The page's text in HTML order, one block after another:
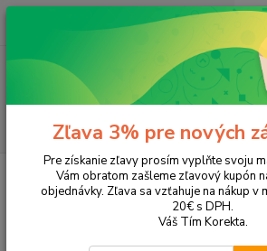
Tonery a náplne do tlačiarní Hewlett
OfficeJet Pro K7100
OfficeJet Pro K7100
Zľava 3% pre nových
Pre získanie zľavy prosím vyplňte svoju
Vám obratom zašleme zľavový kupón
objednávky. Zľava sa vzťahuje na nákup v
20€ s DPH.
Váš Tím Korekta.